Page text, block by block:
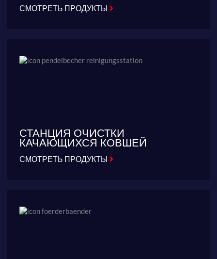
СМОТРЕТЬ ПРОДУКТЫ
СТАНЦИЯ ОЧИСТКИ
КАЧАЮЩИХСЯ КОВШЕЙ
СМОТРЕТЬ ПРОДУКТЫ